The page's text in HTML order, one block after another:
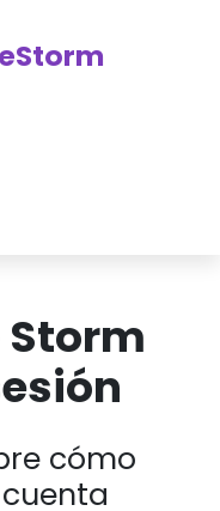
cómo